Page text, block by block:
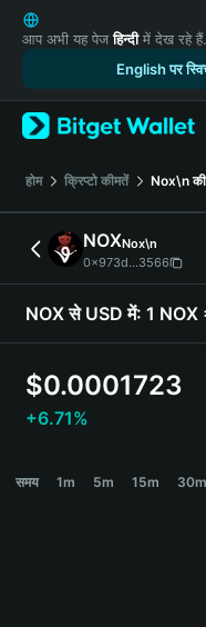
English
日本語
Русский
Español (Latinoamérica)
Türkçe
Italiano
Deutsch
简体中文
繁體中文
Português (Portugal)
हिन्दी
Español (Argentina)
आप अभी यह पेजहिन्दीमें देख रहे
English पर
होम क्रिप्टो कीमतें Nox\n
NOXNox\n
0x973d...3566
NOX से USD में: 1
$0.0001723
+6.71%
समय 1m 5m 15m 30m